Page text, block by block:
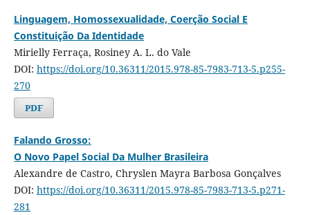
Linguagem, Homossexualidade, Coerção Social E
Constituição Da Identidade
Mirielly Ferraça, Rosiney A. L. do Vale
DOI: https://doi.org/10.36311/2015.978-85-7983-713-5.p255-
270
PDF
Falando Grosso:
O Novo Papel Social Da Mulher Brasileira
Alexandre de Castro, Chryslen Mayra Barbosa Gonçalves
DOI: https://doi.org/10.36311/2015.978-85-7983-713-5.p271-
281